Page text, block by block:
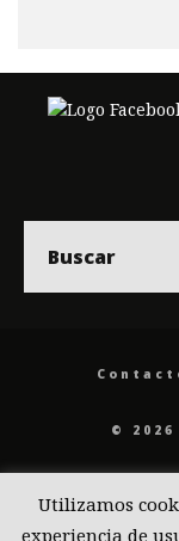
©
Utilizamos
experiencia de